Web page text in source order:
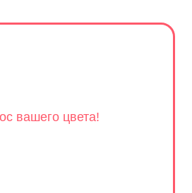
вашего цвета!